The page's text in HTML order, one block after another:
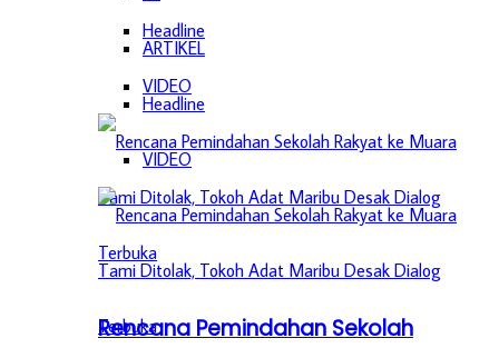
Headline
VIDEO
Rencana Pemindahan Sekolah
ARTIKEL
Headline
VIDEO